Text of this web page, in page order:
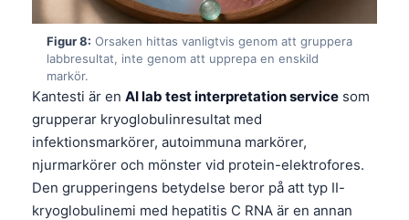
Figur 8: Orsaken hittas vanligtvis genom att gruppera
labbresultat, inte genom att upprepa en enskild
markör.
Kantesti är en AI lab test interpretation service som
grupperar kryoglobulinresultat med
infektionsmarkörer, autoimmuna markörer,
njurmarkörer och mönster vid protein-elektrofores.
Den grupperingens betydelse beror på att typ II-
kryoglobulinemi med hepatitis C RNA är en annan
Lietuvių kalba
Polski
한국어
Magyar
Shqip
বাংলা